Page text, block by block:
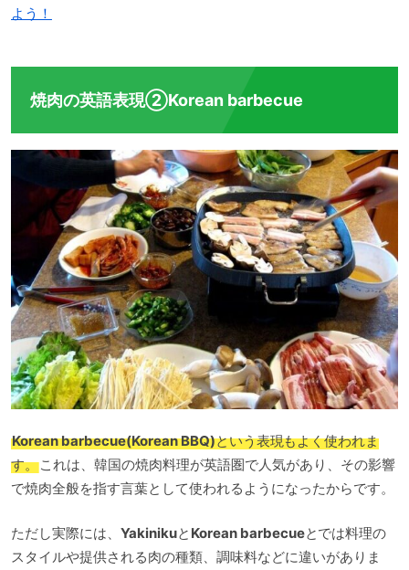
よう！
焼肉の英語表現②Korean barbecue
Korean barbecue(Korean BBQ)という表現もよく使われま
す。これは、韓国の焼肉料理が英語圏で人気があり、その影響
で焼肉全般を指す言葉として使われるようになったからです。
ただし実際には、 Yakinikuと Korean barbecueとでは料理の
スタイルや提供される肉の種類、調味料などに違いがありま